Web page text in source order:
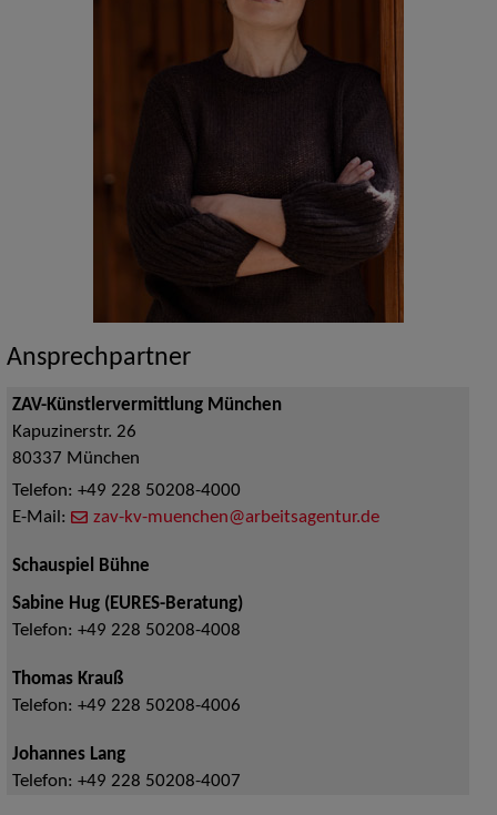
Ansprechpartner
ZAV-Künstlervermittlung München
Kapuzinerstr. 26
80337 München
Telefon: +49 228 50208-4000
E-Mail:
zav-kv-muenchen@arbeitsagentur.de
Schauspiel Bühne
Sabine Hug (EURES-Beratung)
Telefon: +49 228 50208-4008
Thomas Krauß
Telefon: +49 228 50208-4006
Johannes Lang
Telefon: +49 228 50208-4007